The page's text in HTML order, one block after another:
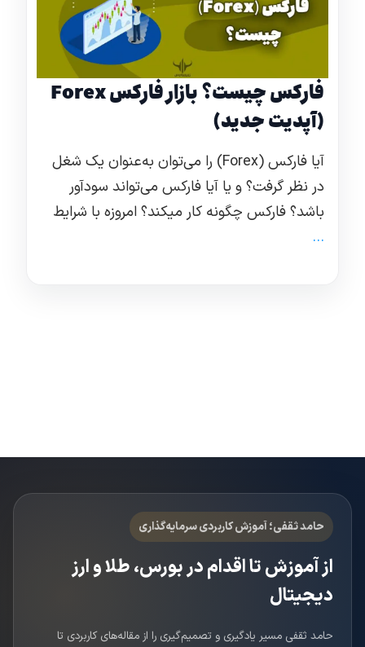
فارکس چیست؟ بازار فارکس Forex
(آپدیت جدید)
آیا فارکس (Forex) را می‌توان به‌عنوان یک شغل
در نظر گرفت؟ و یا آیا فارکس می‌تواند سودآور
باشد؟ فارکس چگونه کار میکند؟ امروزه با شرایط
...
حامد ثقفی؛ آموزش کاربردی سرمایه‌گذاری
از آموزش تا اقدام در بورس، طلا و ارز
دیجیتال
حامد ثقفی مسیر یادگیری و تصمیم‌گیری را از مقاله‌های کاربردی تا